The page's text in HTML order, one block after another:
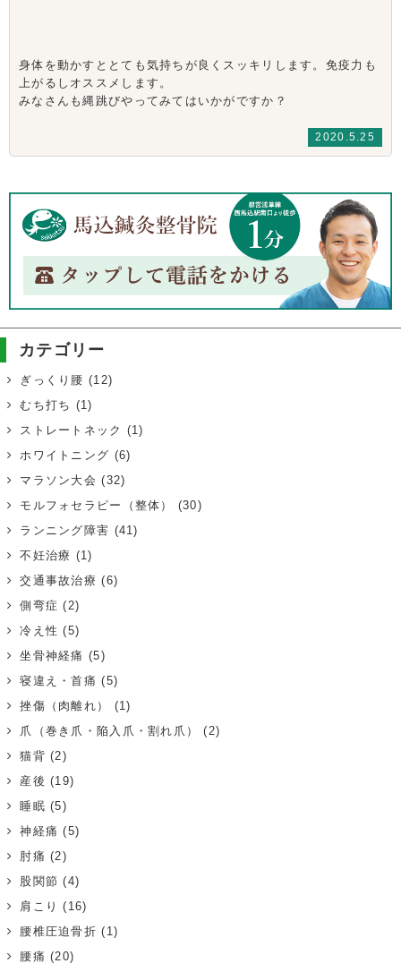
身体を動かすととても気持ちが良くスッキリします。免疫力も
上がるしオススメします。
みなさんも縄跳びやってみてはいかがですか？
2020.5.25
カテゴリー
ぎっくり腰 (12)
むち打ち (1)
ストレートネック (1)
ホワイトニング (6)
マラソン大会 (32)
モルフォセラピー（整体）
(30)
ランニング障害 (41)
不妊治療 (1)
交通事故治療 (6)
側弯症 (2)
冷え性 (5)
坐骨神経痛 (5)
寝違え・首痛 (5)
挫傷（肉離れ）
(1)
爪（巻き爪・陥入爪・割れ爪）
(2)
猫背 (2)
産後 (19)
睡眠 (5)
神経痛 (5)
肘痛 (2)
股関節 (4)
肩こり (16)
腰椎圧迫骨折 (1)
腰痛 (20)